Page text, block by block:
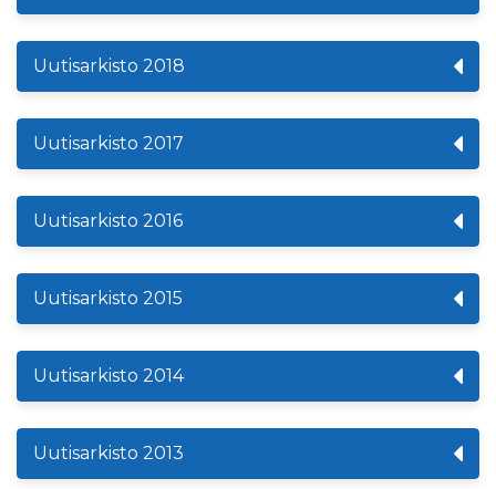
Uutisarkisto 2018
Uutisarkisto 2017
Uutisarkisto 2016
Uutisarkisto 2015
Uutisarkisto 2014
Uutisarkisto 2013